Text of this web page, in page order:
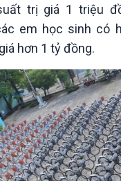
Hồ sơ sự
Thế giới &
Biên
trị giá 1 triệu
em học sinh có
hơn 1 tỷ đồng.